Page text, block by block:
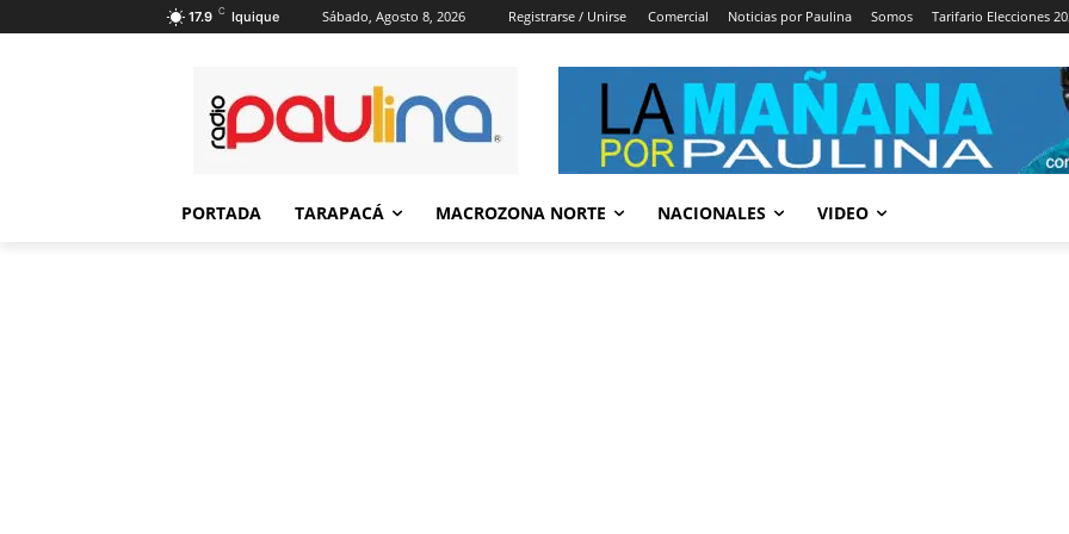
17.9 C Iquique Sábado, Agosto 8, 2026 Registrarse / Unirse Comercial Noticias por Paulina Somos Tarifario Elecciones
PORTADA TARAPACÁ MACROZONA NORTE NACIONALES VIDEO